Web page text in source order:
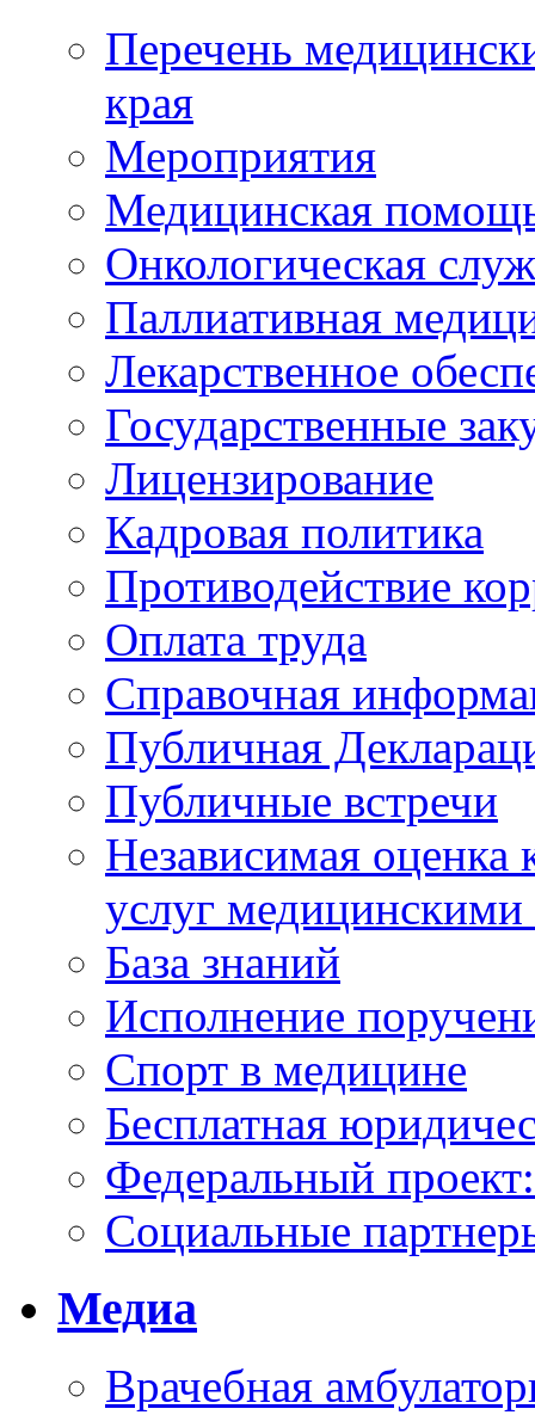
Перечень
края
Мероприятия
Медицинская
Онкологическая
Паллиативная
Лекарственное
Государственные
Лицензирование
Кадровая политика
Противодействие
Оплата труда
Справочная
Публичная
Публичные встречи
Независимая оценка
услуг
База знаний
Исполнение
Спорт в медицине
Бесплатная
Федеральный
Социальные
Медиа
Врачебная